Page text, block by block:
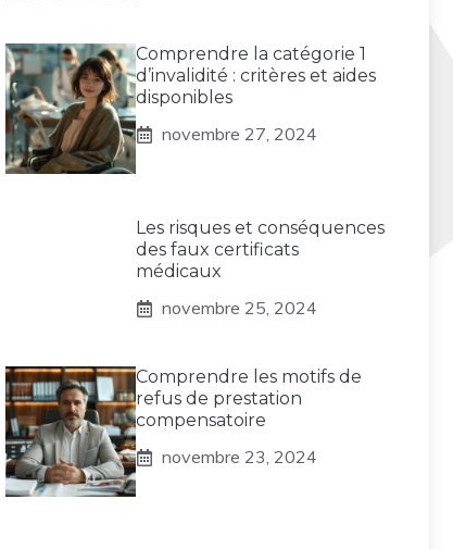
Comprendre la catégorie 1
d’invalidité : critères et aides
disponibles
novembre 27, 2024
Les risques et conséquences
des faux certificats
médicaux
novembre 25, 2024
Comprendre les motifs de
refus de prestation
compensatoire
novembre 23, 2024